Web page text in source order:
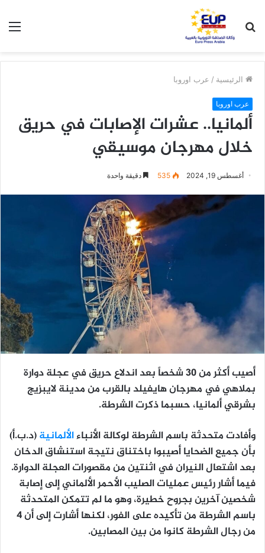
عن
الرئيسية / عرب اوروبا
عرب اوروبا
ألمانيا.. عشرات الإصابات في حريق
خلال مهرجان موسيقي
أغسطس 19, 2024 535 دقيقة واحدة
أصيب أكثر من 30 شخصاً بعد اندلاع حريق في عجلة دوارة
بملاهي في مهرجان هايفيلد بالقرب من مدينة لايبزيج
بشرقي ألمانيا، حسبما ذكرت الشرطة.
وأفادت متحدثة باسم الشرطة لوكالة الأنباءالألمانية(د.ب.أ)
بأن جميع الضحايا أصيبوا باختناق نتيجة استنشاق الدخان
بعد اشتعال النيران في اثنتين من مقصورات العجلة الدوارة.
فيما أشار رئيس عمليات الصليب الأحمر الألماني إلى إصابة
شخصين آخرين بجروح خطيرة، وهو ما لم تتمكن المتحدثة
باسم الشرطة من تأكيده على الفور، لكنها أشارت إلى أن 4
من رجال الشرطة كانوا من بين المصابين.